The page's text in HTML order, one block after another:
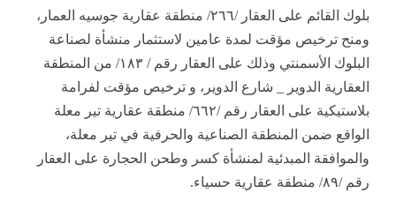
بلوك القائم على العقار /٢٦٦/ منطقة عقارية جوسيه العمار،
ومنح ترخيص مؤقت لمدة عامين لاستثمار منشأة لصناعة
البلوك الأسمنتي وذلك على العقار رقم / ١٨٣/ من المنطقة
العقارية الدوير _ شارع الدوير، و ترخيص مؤقت لفرامة
بلاستيكية على العقار رقم /٦٦٢/ منطقة عقارية تير معلة
الواقع ضمن المنطقة الصناعية والحرفية في تير معلة،
والموافقة المبدئية لمنشأة كسر وطحن الحجارة على العقار
رقم /٨٩/ منطقة عقارية حسياء.